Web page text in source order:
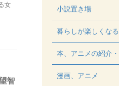
女
智
小説置き場
暮らしが楽しくな
本、アニメの紹介
漫画、アニメ